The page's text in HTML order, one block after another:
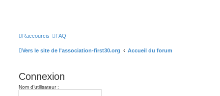
Raccourcis FAQ
Vers le site de l'association-first30.org Accueil du forum
Connexion
Nom d’utilisateur :